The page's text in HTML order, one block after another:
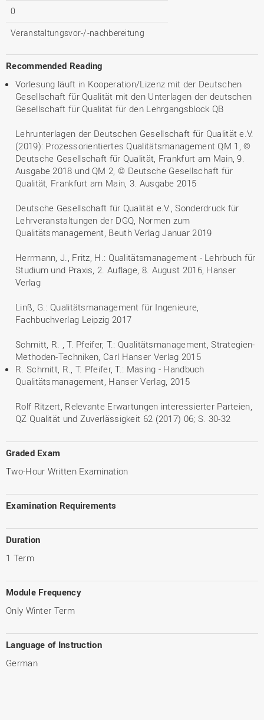
0
Veranstaltungsvor-/-nachbereitung
Recommended Reading
Vorlesung läuft in Kooperation/Lizenz mit der Deutschen
Gesellschaft für Qualität mit den Unterlagen der deutschen
Gesellschaft für Qualität für den Lehrgangsblock QB
Lehrunterlagen der Deutschen Gesellschaft für Qualität e.V.
(2019): Prozessorientiertes Qualitätsmanagement QM 1, ©
Deutsche Gesellschaft für Qualität, Frankfurt am Main, 9.
Ausgabe 2018 und QM 2, © Deutsche Gesellschaft für
Qualität, Frankfurt am Main, 3. Ausgabe 2015
Deutsche Gesellschaft für Qualität e.V., Sonderdruck für
Lehrveranstaltungen der DGQ, Normen zum
Qualitätsmanagement, Beuth Verlag Januar 2019
Herrmann, J., Fritz, H.: Qualitätsmanagement - Lehrbuch für
Studium und Praxis, 2. Auflage, 8. August 2016, Hanser
Verlag
Linß, G.: Qualitätsmanagement für Ingenieure,
Fachbuchverlag Leipzig 2017
Schmitt, R. , T. Pfeifer, T.: Qualitätsmanagement, Strategien-
Methoden-Techniken, Carl Hanser Verlag 2015
R. Schmitt, R., T. Pfeifer, T.: Masing - Handbuch
Qualitätsmanagement, Hanser Verlag, 2015
Rolf Ritzert, Relevante Erwartungen interessierter Parteien,
QZ Qualität und Zuverlässigkeit 62 (2017) 06; S. 30-32
Graded Exam
Two-Hour Written Examination
Examination Requirements
Duration
1 Term
Module Frequency
Only Winter Term
Language of Instruction
German